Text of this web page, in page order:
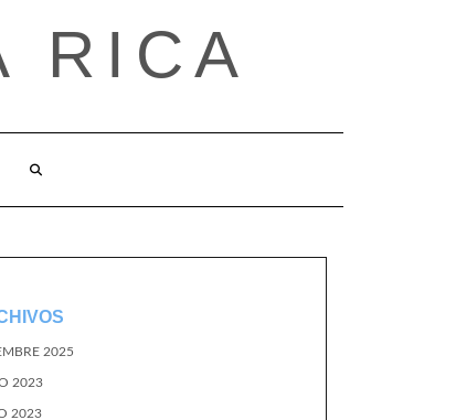
RICA
2025
2023
2023